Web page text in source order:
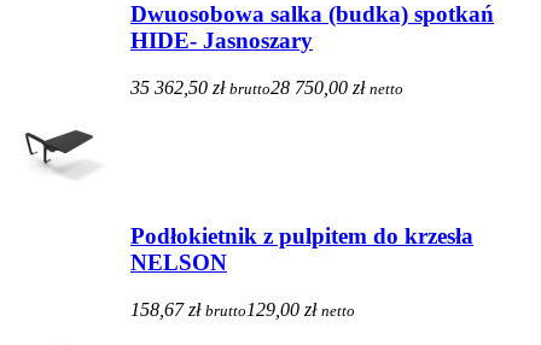
Dwuosobowa salka (budka) spotkań
HIDE- Jasnoszary
35 362,50 zł brutto28 750,00 zł netto
Podłokietnik z pulpitem do krzesła
NELSON
158,67 zł brutto 129,00 zł netto